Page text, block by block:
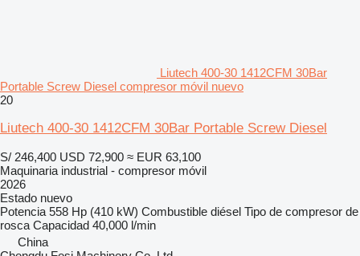
Liutech 400-30 1412CFM 30Bar
Portable Screw Diesel compresor móvil nuevo
20
Liutech 400-30 1412CFM 30Bar Portable Screw Diesel
S/ 246,400 USD 72,900 ≈ EUR 63,100
Maquinaria industrial - compresor móvil
2026
Estado nuevo
Potencia 558 Hp (410 kW) Combustible diésel Tipo de compresor de
rosca Capacidad 40,000 l/min
China